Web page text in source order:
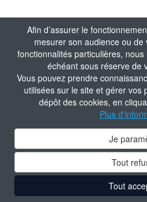
Afin d’assurer le
mesurer son audience ou
fonctionnalités particulières,
échéant sous réserve de
Vous pouvez prendre
utilisées sur le site et gérer vos
dépôt des cookies, en
Plus
Je
Tout
Tout